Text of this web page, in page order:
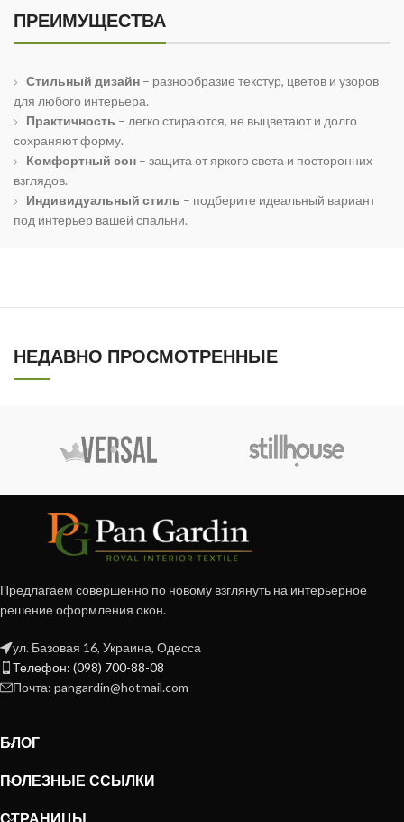
ПРЕИМУЩЕСТВА
Стильный дизайн – разнообразие текстур, цветов и узоров
для любого интерьера.
Практичность – легко стираются, не выцветают и долго
сохраняют форму.
Комфортный сон – защита от яркого света и посторонних
взглядов.
Индивидуальный стиль – подберите идеальный вариант
под интерьер вашей спальни.
НЕДАВНО ПРОСМОТРЕННЫЕ
Предлагаем совершенно по новому взглянуть на интерьерное
решение оформления окон.
ул. Базовая 16, Украина, Одесса
Телефон: (098) 700-88-08
Почта: pangardin@hotmail.com
БЛОГ
ПОЛЕЗНЫЕ ССЫЛКИ